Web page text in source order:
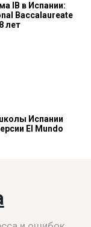
IB в Испании:
Baccalaureate
лет
Испании
El Mundo